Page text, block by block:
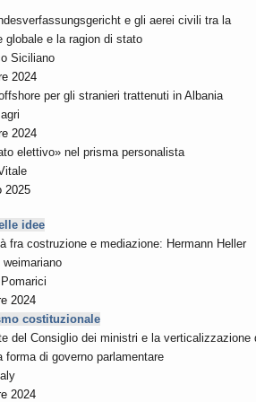
e gli aerei civili tra la
globale e la ragion di stato
Siciliano
2024
per gli stranieri trattenuti in Albania
2024
elettivo» nel prisma personalista
2025
idee
fra costruzione e mediazione: Hermann Heller
weimariano
2024
costituzionale
del Consiglio dei ministri e la verticalizzazione
forma di governo parlamentare
2024